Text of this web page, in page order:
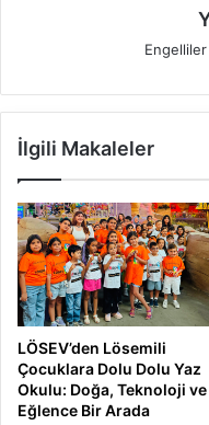
İlgili Makaleler
LÖSEV’den Lösemili
Çocuklara Dolu Dolu Yaz
Okulu: Doğa, Teknoloji ve
Eğlence Bir Arada